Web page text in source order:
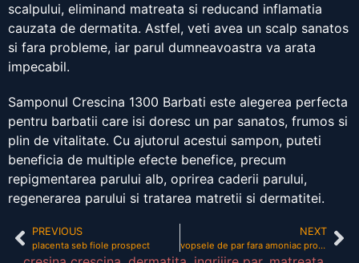
scalpului, eliminand matreata si reducand inflamatia
cauzata de dermatita. Astfel, veti avea un scalp sanatos
si fara probleme, iar parul dumneavoastra va arata
impecabil.
Samponul Crescina 1300 Barbati este alegerea perfecta
pentru barbatii care isi doresc un par sanatos, frumos si
plin de vitalitate. Cu ajutorul acestui sampon, puteti
beneficia de multiple efecte benefice, precum
repigmentarea parului alb, oprirea caderii parului,
regenerarea parului si tratarea matretii si dermatitei.
PREVIOUS
placenta seb fiole prospect
NEXT
vopsele de par fara amoniac profesionale